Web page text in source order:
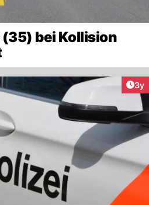
bei Kollision
3y